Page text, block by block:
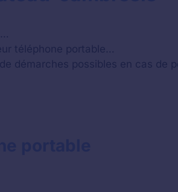
téléphone portable…
démarches possibles en cas de